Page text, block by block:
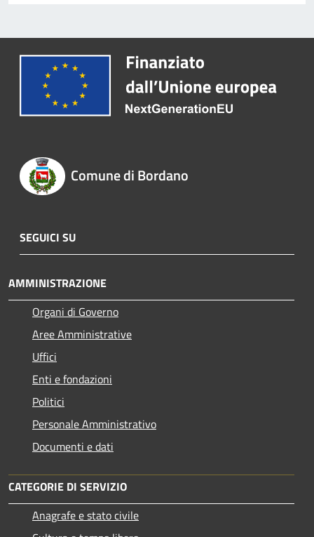
Comune di Bordano
SEGUICI SU
AMMINISTRAZIONE
Organi di Governo
Aree Amministrative
Uffici
Enti e fondazioni
Politici
Personale Amministrativo
Documenti e dati
CATEGORIE DI SERVIZIO
Anagrafe e stato civile